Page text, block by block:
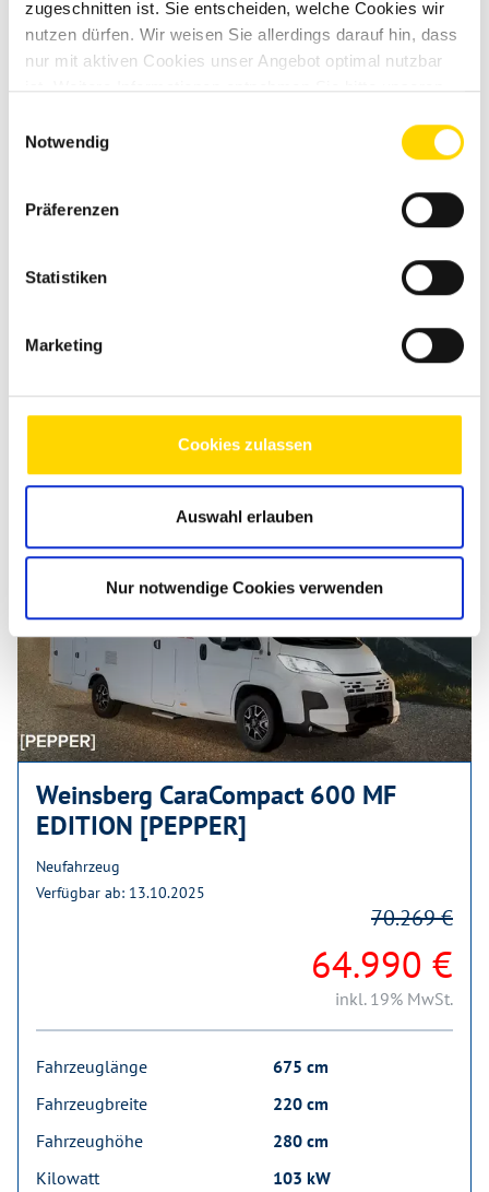
zugeschnitten ist. Sie entscheiden, welche Cookies wir
nutzen dürfen. Wir weisen Sie allerdings darauf hin, dass
nur mit aktiven Cookies unser Angebot optimal nutzbar
ist. Weitere Informationen entnehmen Sie bitte unseren
Notwendig
Präferenzen
Statistiken
Marketing
Cookies zulassen
Auswahl erlauben
Nur notwendige Cookies verwenden
Grundrissbeschreibung
Schlafplätze 2
Sitzgruppe Mittelsitzgruppe
Infrastruktur
Ähnliche Fahrzeuge
Weinsberg CaraCompact 600 MF
EDITION [PEPPER]
Neufahrzeug
Verfügbar ab: 13.10.2025
64.990 €
70.269 €
inkl. 19% MwSt.
Fahrzeuglänge
675 cm
Fahrzeugbreite
220 cm
Fahrzeughöhe
280 cm
Kilowatt
103 kW